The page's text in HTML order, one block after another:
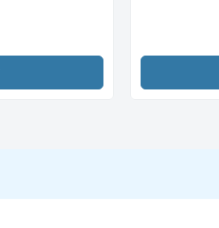
активніший за вітамін Е і
у плазмі. Через здатність
важливу фізіологічну функцію як